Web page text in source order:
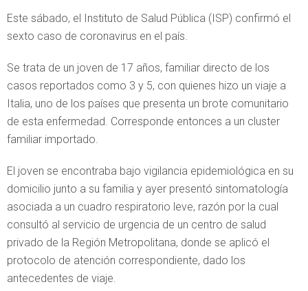
Este sábado, el Instituto de Salud Pública (ISP) confirmó el
sexto caso de coronavirus en el país.
Se trata de un joven de 17 años, familiar directo de los
casos reportados como 3 y 5, con quienes hizo un viaje a
Italia, uno de los países que presenta un brote comunitario
de esta enfermedad. Corresponde entonces a un cluster
familiar importado.
El joven se encontraba bajo vigilancia epidemiológica en su
domicilio junto a su familia y ayer presentó sintomatología
asociada a un cuadro respiratorio leve, razón por la cual
consultó al servicio de urgencia de un centro de salud
privado de la Región Metropolitana, donde se aplicó el
protocolo de atención correspondiente, dado los
antecedentes de viaje.